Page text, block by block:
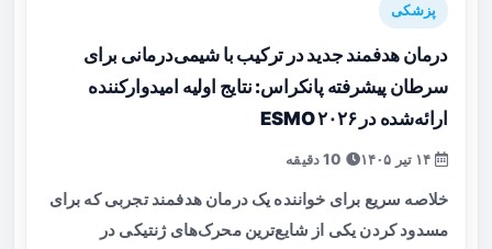
پزشکی
درمان هدفمند جدید در ترکیب با شیمی‌درمانی برای
سرطان پیشرفته پانکراس: نتایج اولیه امیدوارکننده
ارائه‌شده در ESMO ۲۰۲۶
خلاصه سریع برای خواننده یک درمان هدفمند تجربی که برای
مسدود کردن یکی از شایع‌ترین محرک‌های ژنتیکی در